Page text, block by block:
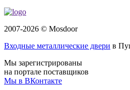
2007-2026 © Mosdoor
Входные металлические двери в
Мы зарегистрированы
на портале поставщиков
Мы в ВКонтакте